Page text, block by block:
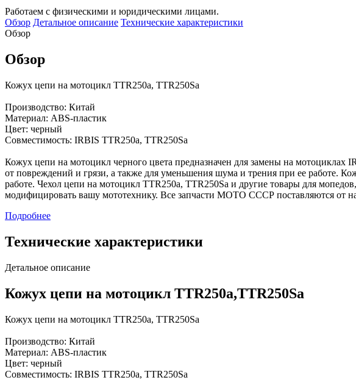
Работаем с физическими и юридическими лицами.
Обзор Детальное описание Технические характеристики
Обзор
Обзор
Кожух цепи на мотоцикл TTR250a, TTR250Sa
Производство: Китай
Материал: ABS-пластик
Цвет: черный
Совместимость: IRBIS TTR250a, TTR250Sa
Кожух цепи на мотоцикл черного цвета предназначен для замены на
от повреждений и грязи, а также для уменьшения шума и трения при ее работе.
работе. Чехол цепи на мотоцикл TTR250a, TTR250Sa и другие товары для
модифицировать вашу мототехнику. Все запчасти МОТО СССР поставляются от
Подробнее
Технические характеристики
Детальное описание
Кожух цепи на мотоцикл TTR250a,TTR250Sa
Кожух цепи на мотоцикл TTR250a, TTR250Sa
Производство: Китай
Материал: ABS-пластик
Цвет: черный
Совместимость: IRBIS TTR250a, TTR250Sa